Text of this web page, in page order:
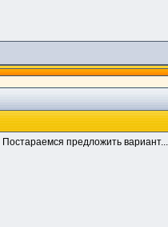
предложить